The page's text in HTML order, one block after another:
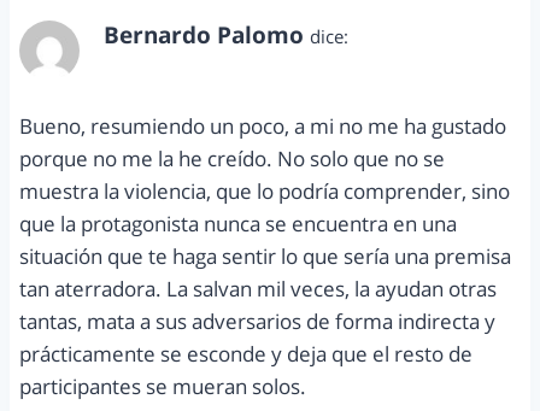
Bernardo Palomo dice:
Bueno, resumiendo un poco, a mi no me ha gustado
porque no me la he creído. No solo que no se
muestra la violencia, que lo podría comprender, sino
que la protagonista nunca se encuentra en una
situación que te haga sentir lo que sería una premisa
tan aterradora. La salvan mil veces, la ayudan otras
tantas, mata a sus adversarios de forma indirecta y
prácticamente se esconde y deja que el resto de
participantes se mueran solos.